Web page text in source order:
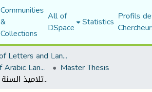
Communities
&
Collections
All of
DSpace Statistics Profils
Faculty of Letters and Languages
Department of Arabic Language and Literature Master Thesis
أثر الوعي الصوتي في اكتساب مهــــارة القراءة لدى تلاميذ السنة الثانية ابتدائي